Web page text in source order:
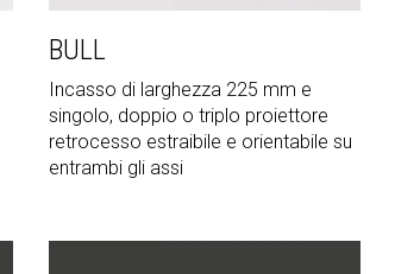
BULL
Incasso di larghezza 225 mm e
singolo, doppio o triplo proiettore
retrocesso estraibile e orientabile su
entrambi gli assi